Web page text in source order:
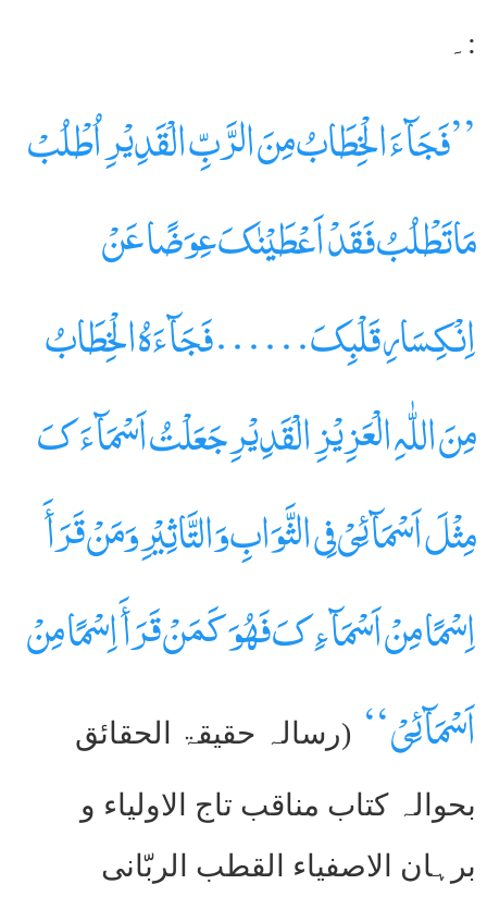
:۔
’’فَجَآءَ الْخِطَابُ مِنَ الرَّبِّ الْقَدِیْرِ اُطْلُبْ
مَاتَطْلُبُ فَقَدْ اَعْطَیْنٰکَ عِوَضًا عَنْ
اِنْکِسَارِ قَلْبِکَ……فَجَآءَ ہُ الْخِطَابُ
مِنَ اللّٰہِ الْعَزِیْزِ الْقَدِیْرِ جَعَلْتُ اَسْمَآءَ کَ
مِثْلَ اَسْمَآئِیْ فِی الثَّوَابِ وَالتَّاثِیْرِ وَمَنْ قَرَأَ
اِسْمًا مِنْ اَسْمَآءِ کَ فَھُوَ کَمَنْ قَرَأَ اِسْمًا مِنْ
اَسْمَآئِیْ ‘‘ (رسالہ حقیقۃ الحقائق
بحوالہ کتاب مناقب تاج الاولیاء و
برہان الاصفیاء القطب الربّانی